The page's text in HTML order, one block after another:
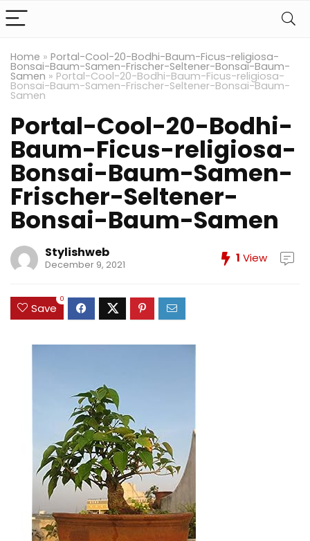
Home » Portal-Cool-20-Bodhi-Baum-Ficus-religiosa-
Bonsai-Baum-Samen-Frischer-Seltener-Bonsai-Baum-
Samen » Portal-Cool-20-Bodhi-Baum-Ficus-religiosa-
Bonsai-Baum-Samen-Frischer-Seltener-Bonsai-Baum-
Samen
Portal-Cool-20-Bodhi-
Baum-Ficus-religiosa-
Bonsai-Baum-Samen-
Frischer-Seltener-
Bonsai-Baum-Samen
Stylishweb
December 9, 2021 1 View
Save
0